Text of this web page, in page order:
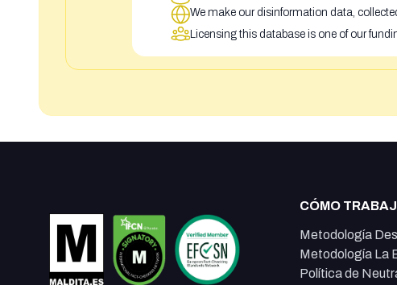
We make our disinformation data,
Licensing this database is one of our
CÓMO
Metodología
Metodología La
Política de